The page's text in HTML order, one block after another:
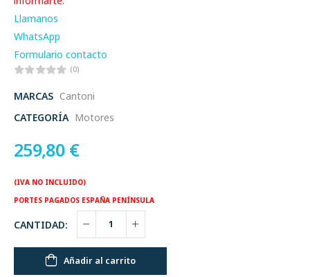
Llamanos
WhatsApp
Formulario contacto
(0)
MARCAS Cantoni
CATEGORÍA Motores
259,80 €
(IVA NO INCLUIDO)
PORTES PAGADOS ESPAÑA PENÍNSULA
CANTIDAD:
Añadir al carrito